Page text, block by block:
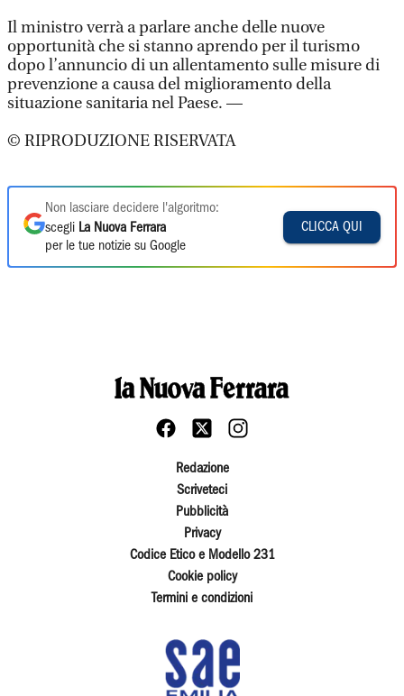
Il ministro verrà a parlare anche delle nuove
opportunità che si stanno aprendo per il turismo
dopo l’annuncio di un allentamento sulle misure di
prevenzione a causa del miglioramento della
situazione sanitaria nel Paese. —
© RIPRODUZIONE RISERVATA
Non lasciare decidere l'algoritmo:
scegli La Nuova Ferrara
per le tue notizie su Google
CLICCA QUI
Redazione
Scriveteci
Pubblicità
Privacy
Codice Etico e Modello 231
Cookie policy
Termini e condizioni